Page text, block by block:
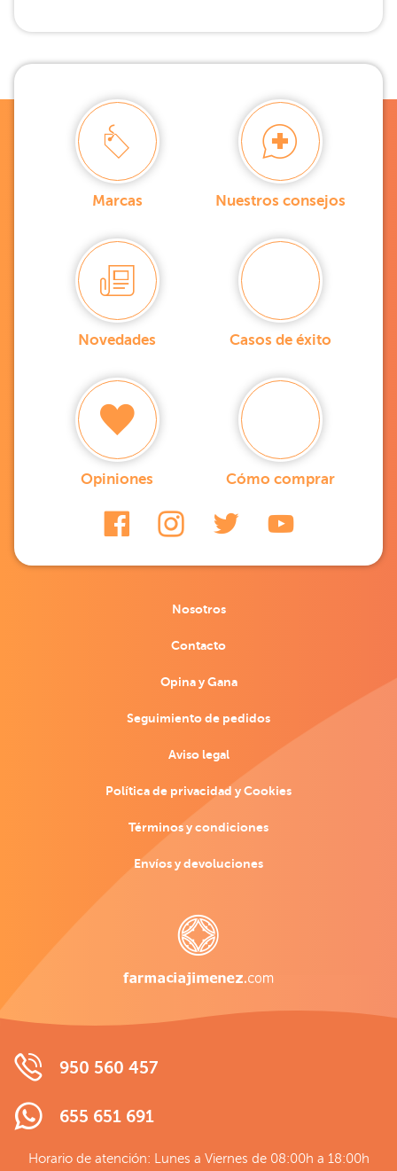
Marcas Nuestros consejos
Novedades Casos de éxito
Opiniones Cómo comprar
Nosotros
Contacto
Opina y Gana
Seguimiento de pedidos
Aviso legal
Política de privacidad y Cookies
Términos y condiciones
Envíos y devoluciones
950 560 457
655 651 691
Horario de atención: Lunes a Viernes de 08:00h a 18:00h